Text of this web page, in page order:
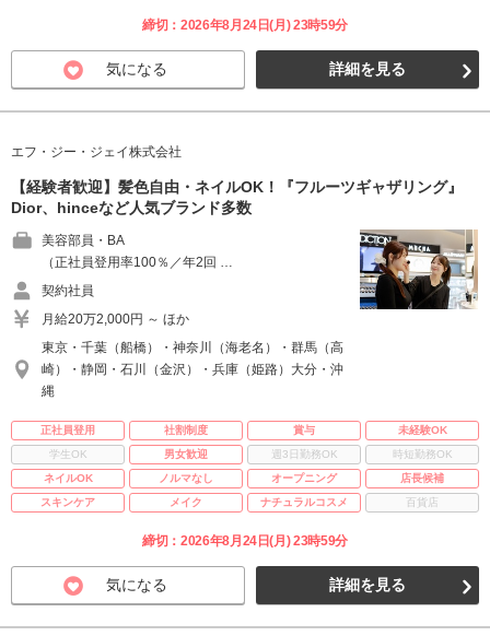
締切：2026年8月24日(月) 23時59分
気になる 詳細を見る
エフ・ジー・ジェイ株式会社
【経験者歓迎】髪色自由・ネイルOK！『フルーツギャザリング』
Dior、hinceなど人気ブランド多数
美容部員・BA
（正社員登用率100％／年2回 …
契約社員
月給20万2,000円 ～ ほか
東京・千葉（船橋）・神奈川（海老名）・群馬（高
崎）・静岡・石川（金沢）・兵庫（姫路）大分・沖
縄
正社員登用 社割制度 賞与
未経験OK
学生OK
男女歓迎 週3日勤務OK
時短勤務OK
ネイルOK
ノルマなし オープニング
店長候補
スキンケア
メイク ナチュラルコスメ 百貨店
締切：2026年8月24日(月) 23時59分
気になる 詳細を見る